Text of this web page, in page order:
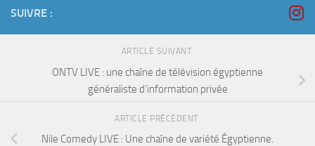
SUIVRE :
ARTICLE SUIVANT
ONTV LIVE : une chaîne de télévision égyptienne
généraliste d’information privée
ARTICLE PRÉCÉDENT
Nile Comedy LIVE : Une chaîne de variété Égyptienne.